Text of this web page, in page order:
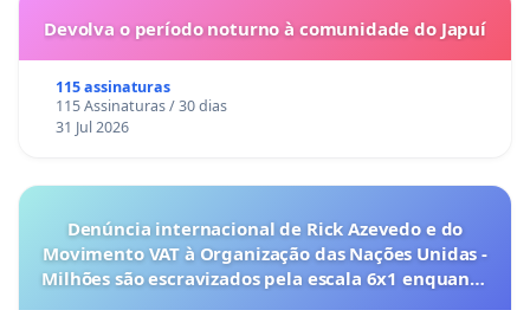
Devolva o período noturno à comunidade do Japuí
115 assinaturas
115 Assinaturas / 30 dias
31 Jul 2026
Denúncia internacional de Rick Azevedo e do
Movimento VAT à Organização das Nações Unidas -
Milhões são escravizados pela escala 6x1 enquanto